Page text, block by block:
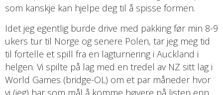
som kanskje kan hjelpe deg til å spisse formen.
Idet jeg egentlig burde drive med pakking før min 8-9
ukers tur til Norge og senere Polen, tar jeg meg tid
til fortelle et spill fra en lagturnering i Auckland i
helgen. Vi spilte på lag med en tredel av NZ sitt lag i
World Games (bridge-OL) om et par måneder hvor
vi (jeg) har som mål å komme høyere på listen enn